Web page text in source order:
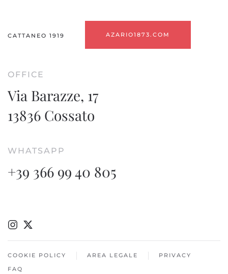
CATTANEO 1919 AZARIO1873.COM
OFFICE
Via Barazze, 17
13836 Cossato
WHATSAPP
+39 366 99 40 805
COOKIE POLICY AREA LEGALE
PRIVACY
FAQ